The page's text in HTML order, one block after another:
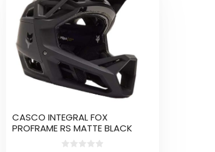
CASCO INTEGRAL FOX
PROFRAME RS MATTE BLACK
múltiples
variantes.
Las
opciones
se
pueden
la
página